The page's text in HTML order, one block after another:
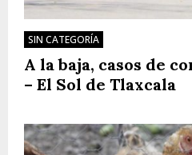
SIN CATEGORÍA
A la baja, casos de
– El Sol de Tlaxcala